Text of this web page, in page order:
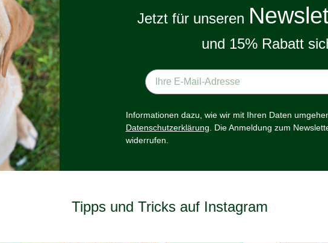
Jetzt für unseren
und 15% Rabatt
Informationen dazu, wie wir mit Ihren Daten
Datenschutzerklärung . Die Anmeldung zum
widerrufen.
Tipps und Tricks auf Instagram